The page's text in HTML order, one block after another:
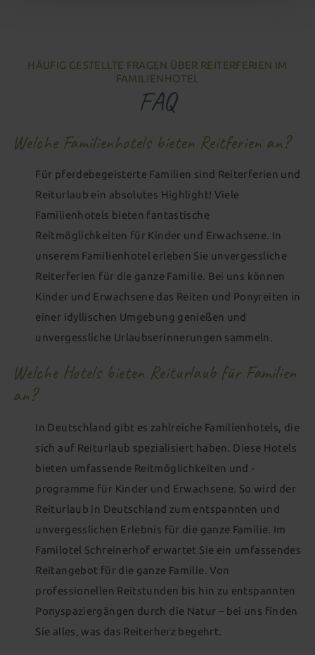
HÄUFIG GESTELLTE FRAGEN ÜBER REITERFERIEN IM
FAMILIENHOTEL
FAQ
Welche Familienhotels bieten Reitferien an?
Für pferdebegeisterte Familien sind Reiterferien und
Reiturlaub ein absolutes Highlight! Viele
Familienhotels bieten fantastische
Reitmöglichkeiten für Kinder und Erwachsene. In
unserem Familienhotel erleben Sie unvergessliche
Reiterferien für die ganze Familie. Bei uns können
Kinder und Erwachsene das Reiten und Ponyreiten in
einer idyllischen Umgebung genießen und
unvergessliche Urlaubserinnerungen sammeln.
Welche Hotels bieten Reiturlaub für Familien
an?
In Deutschland gibt es zahlreiche Familienhotels, die
sich auf Reiturlaub spezialisiert haben. Diese Hotels
bieten umfassende Reitmöglichkeiten und -
programme für Kinder und Erwachsene. So wird der
Reiturlaub in Deutschland zum entspannten und
unvergesslichen Erlebnis für die ganze Familie. Im
Familotel Schreinerhof erwartet Sie ein umfassendes
Reitangebot für die ganze Familie. Von
professionellen Reitstunden bis hin zu entspannten
Ponyspaziergängen durch die Natur – bei uns finden
Sie alles, was das Reiterherz begehrt.